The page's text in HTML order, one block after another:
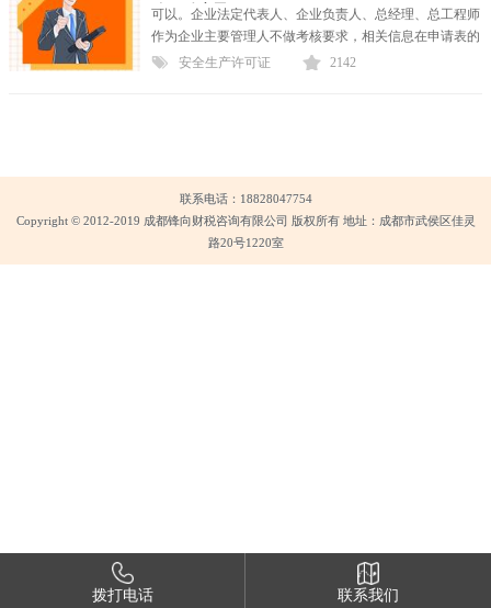
人可以是一
可以。企业法定代表人、企业负责人、总经理、总工程师
作为企业主要管理人不做考核要求，相关信息在申请表的
企业基本情况中填写即可。如果总工程师同时...
安全生产许可证 2142
联系电话：18828047754
Copyright © 2012-2019 成都锋向财税咨询有限公司 版权所有 地址：成都市武侯区佳灵
路20号1220室
拨打电话 联系我们